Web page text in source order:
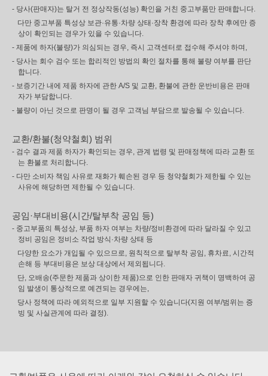
- 당사(판매자)는 탈거 전 정상작동(성능) 확인을 거친 중고부품만 판매합니다.
다만 중고부품 특성상 보관·유통·차량 상태·장착 환경에 따라 장착 후에만 증
상이 확인되는 경우가 있을 수 있습니다.
- 제품에 하자(불량)가 의심되는 경우, 즉시 고객센터로 접수해 주셔야 하며,
- 당사는 회수 검수 또는 합리적인 방법의 확인 절차를 통해 불량 여부를 판단
합니다.
- 보증기간 내에 제품 하자에 관한 A/S 및 교환, 환불에 관한 운반비용은 판매
자가 부담합니다.
- 불량이 아닌 것으로 판명이 될 경우 고객님 부담으로 발송될 수 있습니다.
교환/환불(청약철회) 범위
- 검수 결과 제품 하자가 확인되는 경우, 관계 법령 및 판매정책에 따라 교환 또
는 환불로 처리합니다.
- 다만 소비자 책임 사유로 재화가 훼손된 경우 등 청약철회가 제한될 수 있는
사유에 해당하면 제한될 수 있습니다.
공임·부대비용(시간/탈부착 공임 등)
- 중고부품의 특성상, 부품 하자 여부는 차량/정비환경에 따라 달라질 수 있고
정비 공임은 정비소 작업 방식·차량 상태 등
다양한 요소가 개입될 수 있으므로, 원칙적으로 탈부착 공임, 휴차료, 시간적
손해 등 부대비용은 보상 대상에서 제외됩니다.
단, 오배송(주문한 제품과 상이한 제품)으로 인한 판매자 귀책이 명백하여 공
임 발생이 통상적으로 예견되는 경우에는,
당사 정책에 따라 예외적으로 일부 지원할 수 있습니다(지원 여부/범위는 증
빙 및 사실관계에 따라 결정).